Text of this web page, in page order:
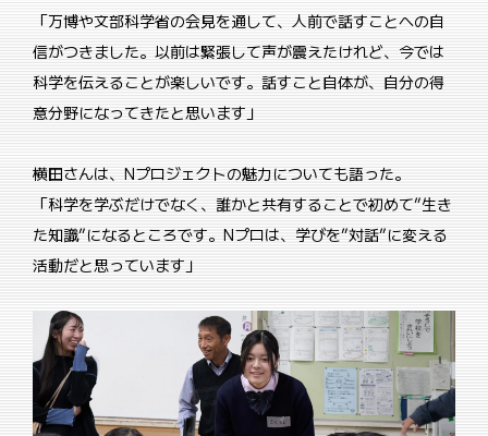
「万博や文部科学省の会見を通して、人前で話すことへの自
信がつきました。以前は緊張して声が震えたけれど、今では
科学を伝えることが楽しいです。話すこと自体が、自分の得
意分野になってきたと思います」
横田さんは、Nプロジェクトの魅力についても語った。
「科学を学ぶだけでなく、誰かと共有することで初めて”生き
た知識”になるところです。Nプロは、学びを”対話”に変える
活動だと思っています」